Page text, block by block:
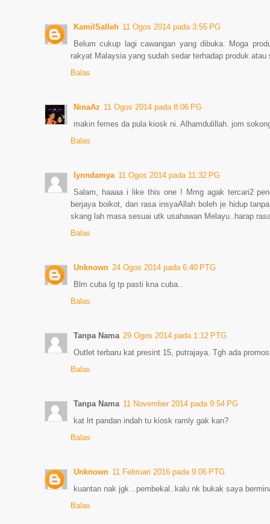
KamilSalleh 11 Ogos 2014 pada 3:55 PG
Belum cukup lagi cawangan yang dibuka. Moga
rakyat Malaysia yang sudah sedar terhadap produk
Balas
NinaAz 11 Ogos 2014 pada 8:06 PG
makin femes da pula kiosk ni. Alhamdulillah. jom
Balas
lynndamya 11 Ogos 2014 pada 11:32 PG
Salam, haaaa i like this one ! Mmg agak tercari2
berjaya boikot, dan rasa insyaAllah boleh je hidup
skang lah masa sesuai utk usahawan Melayu..harap
Balas
Unknown 24 Ogos 2014 pada 6:40 PTG
Blm cuba lg tp pasti kna cuba..
Balas
Tanpa Nama 29 Ogos 2014 pada 1:12 PTG
Outlet terbaru kat presint 15, putrajaya. Tgh ada
Balas
Tanpa Nama 11 November 2014 pada 9:54 PG
kat lrt pandan indah tu kiosk ramly gak kan?
Balas
Unknown 11 Februari 2016 pada 9:06 PTG
kuantan nak jgk ..pembekal..kalu nk bukak saya
Balas